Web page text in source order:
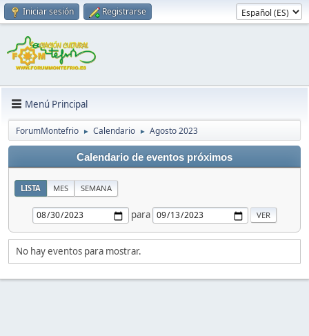
Iniciar sesión Registrarse
Menú Principal
ForumMontefrio ► Calendario ► Agosto 2023
Calendario de eventos próximos
LISTA MES SEMANA
para
No hay eventos para mostrar.